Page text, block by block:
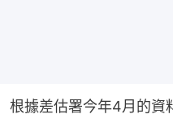
根據差估署今年4月的資